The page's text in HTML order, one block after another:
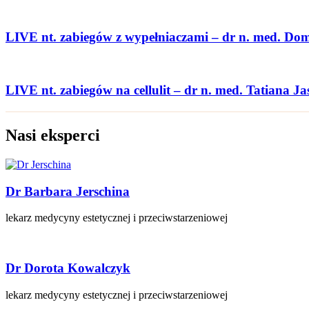
LIVE nt. zabiegów z wypełniaczami – dr n. med.
LIVE nt. zabiegów na cellulit – dr n. med. Tatiana
Nasi eksperci
Dr Barbara Jerschina
lekarz medycyny estetycznej i przeciwstarzeniowej
Dr Dorota Kowalczyk
lekarz medycyny estetycznej i przeciwstarzeniowej